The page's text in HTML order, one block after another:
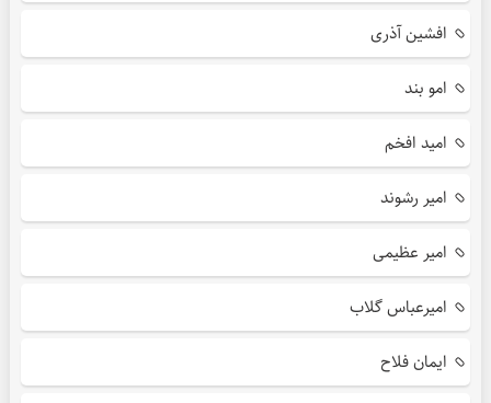
افشین آذری
امو بند
امید افخم
امیر رشوند
امیر عظیمی
امیرعباس گلاب
ایمان فلاح